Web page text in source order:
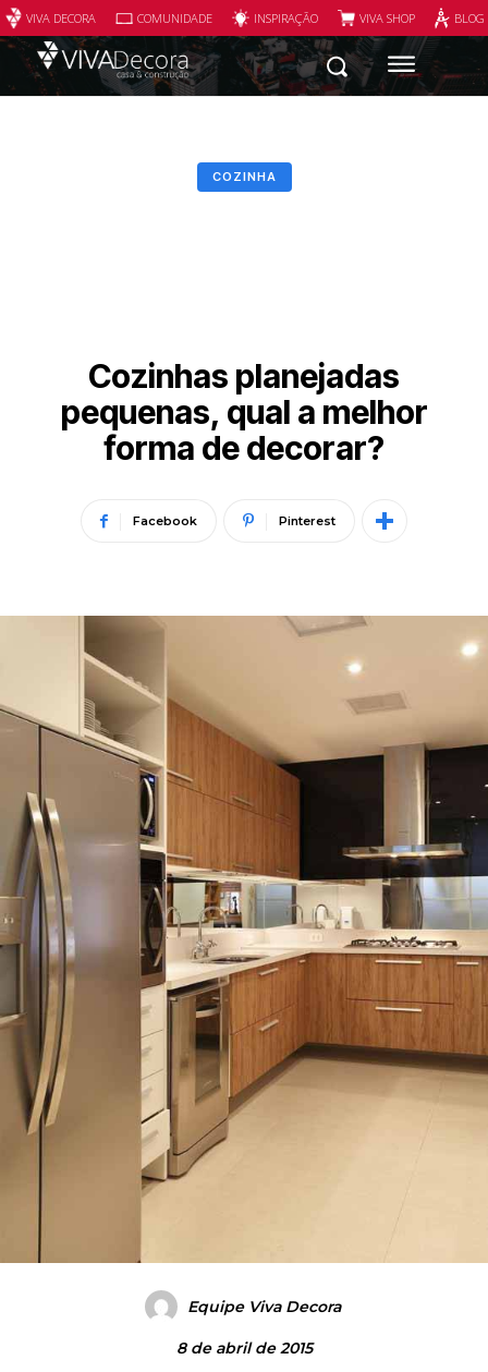
VIVA DECORA COMUNIDADE INSPIRAÇÃO VIVA SHOP
COZINHA
Cozinhas planejadas
pequenas, qual a melhor
forma de decorar?
Facebook Pinterest
Equipe Viva Decora
8 de abril de 2015